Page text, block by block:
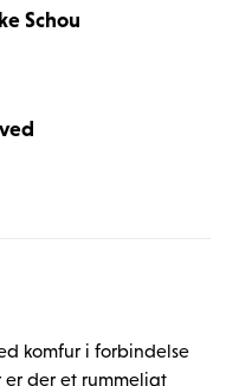
Schou
komfur i forbindelse
er der et rummeligt